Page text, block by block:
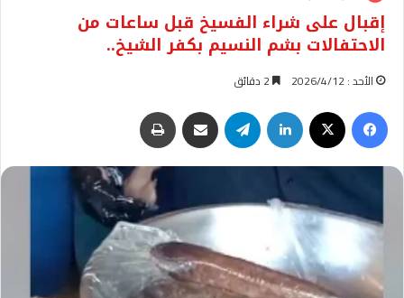
إقبال على شراء الفسيخ قبل ساعات من
الاحتفالات بشم النسيم بكفر الشيخ..
الأحد : 2026/4/12
فيسبوك لينكدإن تيلقرام مشاركة عبر البريد